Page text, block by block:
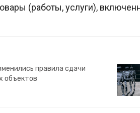
(работы, услуги),
правила сдачи
объектов